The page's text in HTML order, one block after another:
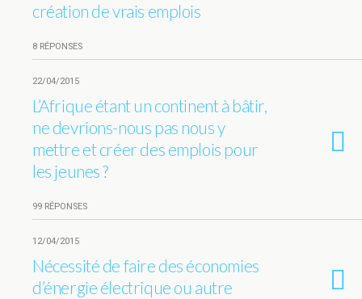
création de vrais emplois
8 RÉPONSES
22/04/2015
L’Afrique étant un continent à bâtir,
ne devrions-nous pas nous y
mettre et créer des emplois pour
les jeunes ?
99 RÉPONSES
12/04/2015
Nécessité de faire des économies
d’énergie électrique ou autre